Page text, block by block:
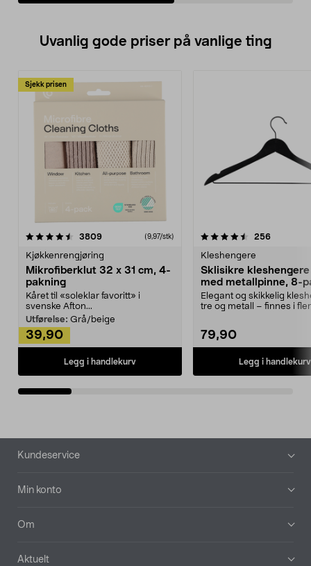
Uvanlig gode priser på vanlige ting
Sjekk prisen
3809anmeldelser(9,97/stk)
Kjøkkenrengjøring
Mikrofiberklut 32 x 31 cm, 4-
pakning
Kåret til «soleklar favoritt» i
svenske Afton...
Utførelse: Grå/beige
39,90
Legg i handlekurv
4.5av 5 stjerner 256
Kleshengere
Sklisikre
med metallpinne, 8-
Elegant og skikkelig
tre og metall – finnes i
79,90
Legg i handlekurv
4.5av 5 stjerner
Bunntekst
Kundeservice
Min konto
Om
Aktuelt